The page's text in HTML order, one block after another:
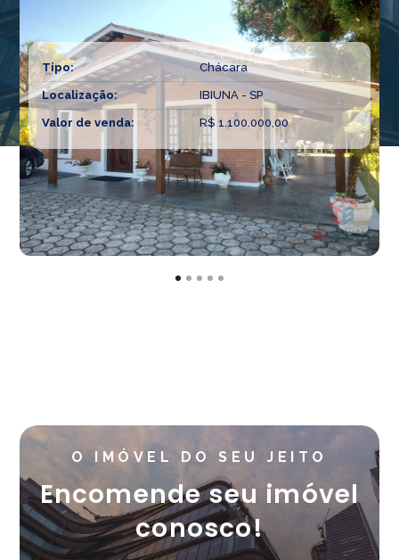
Tipo: Chácara
Localização: IBIUNA - SP
Valor de venda: R$ 1.100.000,00
O IMÓVEL DO SEU JEITO
Encomende seu imóvel
conosco!